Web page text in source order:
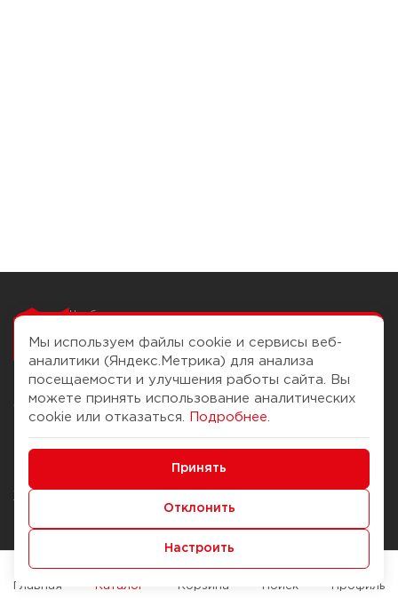
Чтобы вам легко
О компании
История Компании
Журнал
Наши марки
Брендирование
Помощь
Доставка и оплата
Способы оплаты
Служба контроля качества
Мы используем файлы cookie и сервисы веб-
аналитики (Яндекс.Метрика) для анализа
посещаемости и улучшения работы сайта. Вы
можете принять использование аналитических
cookie или отказаться.
Подробнее
Принять
Отклонить
Настроить
Главная Каталог Корзина Поиск Профиль